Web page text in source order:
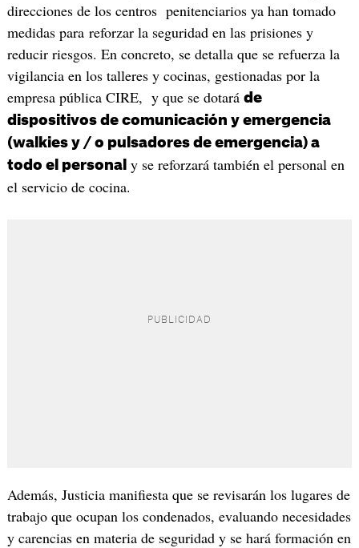
direcciones de los centros penitenciarios ya han tomado
medidas para reforzar la seguridad en las prisiones y
reducir riesgos. En concreto, se detalla que se refuerza la
vigilancia en los talleres y cocinas, gestionadas por la
empresa pública CIRE, y que se dotará de
dispositivos de comunicación y emergencia
(walkies y / o pulsadores de emergencia) a
todo el personal y se reforzará también el personal en
el servicio de cocina.
Además, Justicia manifiesta que se revisarán los lugares de
trabajo que ocupan los condenados, evaluando necesidades
y carencias en materia de seguridad y se hará formación en